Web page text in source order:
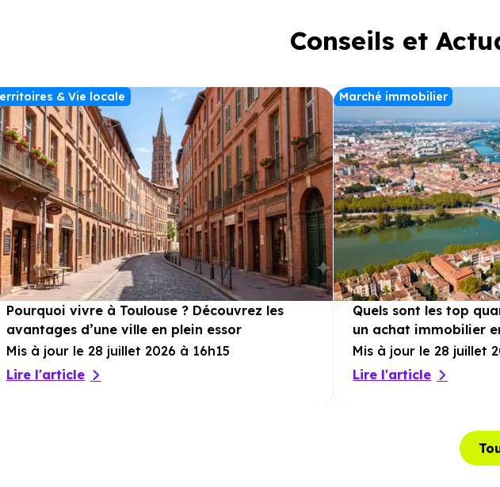
Conseils et
& Vie locale
Pourquoi vivre à Toulouse ? Découvrez les
avantages d’une ville en plein essor
Mis à jour le 28 juillet 2026 à 16h15
Lire l'article
Marché immobilier
Quels sont les top
un achat immobilier
Mis à jour le 28 juillet
Lire l'article